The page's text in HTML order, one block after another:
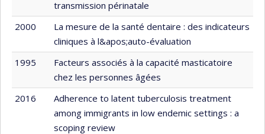
transmission périnatale
2000
La mesure de la santé dentaire : des indicateurs
cliniques à l&apos;auto-évaluation
1995
Facteurs associés à la capacité masticatoire
chez les personnes âgées
2016
Adherence to latent tuberculosis treatment
among immigrants in low endemic settings : a
scoping review